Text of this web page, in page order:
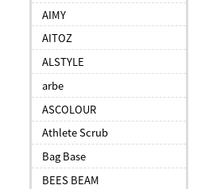
AIMY
AITOZ
ALSTYLE
arbe
ASCOLOUR
Athlete Scrub
Bag Base
BEES BEAM